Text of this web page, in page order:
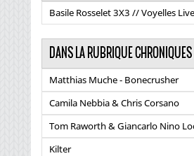
Basile Rosselet 3X3 // Voyelles Live
DANS LA RUBRIQUE CHRONIQUES
Matthias Muche - Bonecrusher
Camila Nebbia & Chris Corsano
Tom Raworth & Giancarlo Nino
Kilter